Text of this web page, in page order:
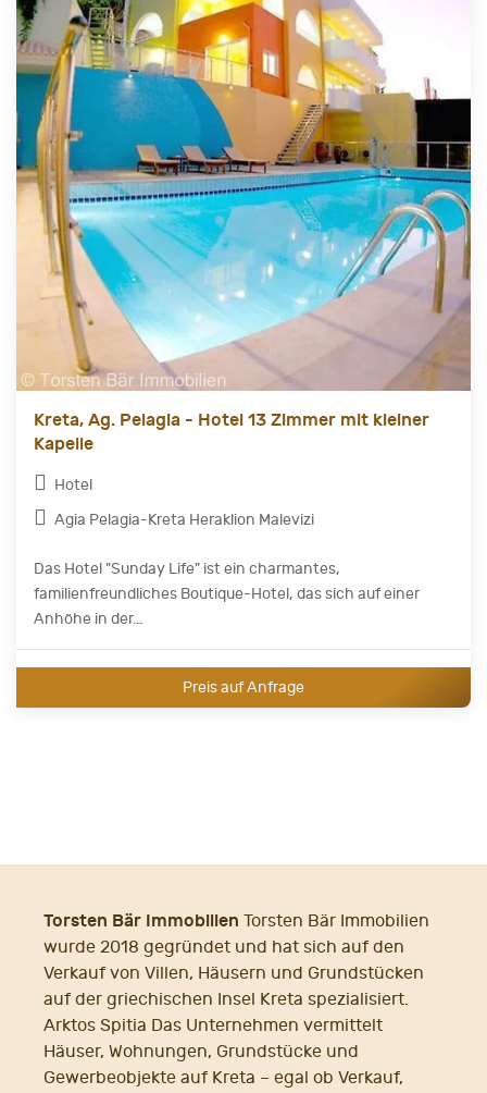
Kreta, Ag. Pelagia - Hotel 13 Zimmer mit kleiner
Kapelle
Hotel
Agia Pelagia-Kreta Heraklion Malevizi
Das Hotel "Sunday Life" ist ein charmantes,
familienfreundliches Boutique-Hotel, das sich auf einer
Anhöhe in der...
Preis auf Anfrage
Torsten Bär Immobilien Torsten Bär Immobilien
wurde 2018 gegründet und hat sich auf den
Verkauf von Villen, Häusern und Grundstücken
auf der griechischen Insel Kreta spezialisiert.
Arktos Spitia Das Unternehmen vermittelt
Häuser, Wohnungen, Grundstücke und
Gewerbeobjekte auf Kreta – egal ob Verkauf,